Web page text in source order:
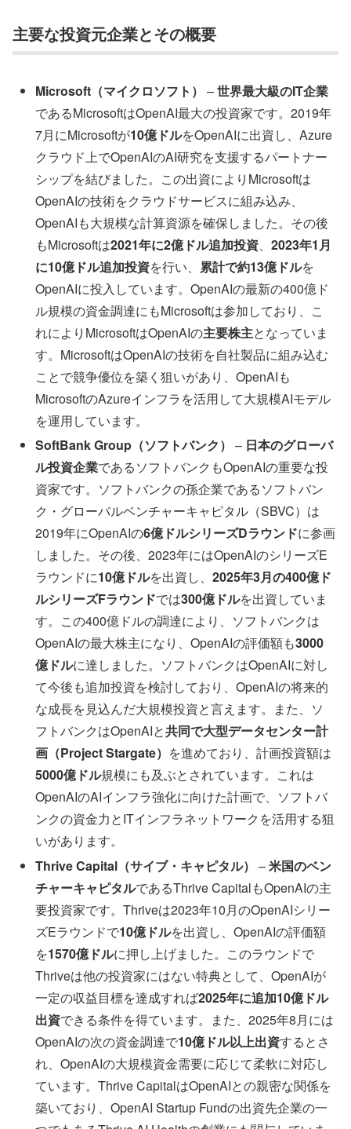
主要な投資元企業とその概要
Microsoft（マイクロソフト） –世界最大級のIT企業
であるMicrosoftはOpenAI最大の投資家です。2019年
7月にMicrosoftが10億ドルをOpenAIに出資し、Azure
クラウド上でOpenAIのAI研究を支援するパートナー
シップを結びました。この出資によりMicrosoftは
OpenAIの技術をクラウドサービスに組み込み、
OpenAIも大規模な計算資源を確保しました。その後
もMicrosoftは2021年に2億ドル追加投資、2023年1月
に10億ドル追加投資を行い、 累計で約13億ドルを
OpenAIに投入しています。OpenAIの最新の400億ド
ル規模の資金調達にもMicrosoftは参加しており、こ
れによりMicrosoftはOpenAIの主要株主となっていま
す。MicrosoftはOpenAIの技術を自社製品に組み込む
ことで競争優位を築く狙いがあり、OpenAIも
MicrosoftのAzureインフラを活用して大規模AIモデル
を運用しています。
SoftBank Group（ソフトバンク） – 日本のグローバ
ル投資企業であるソフトバンクもOpenAIの重要な投
資家です。ソフトバンクの孫企業であるソフトバン
ク・グローバルベンチャーキャピタル（SBVC）は
2019年にOpenAIの6億ドルシリーズDラウンドに参画
しました。その後、2023年にはOpenAIのシリーズE
ラウンドに10億ドルを出資し、2025年3月の400億ド
ルシリーズFラウンドでは300億ドルを出資していま
す。この400億ドルの調達により、ソフトバンクは
OpenAIの最大株主になり、OpenAIの評価額も3000
億ドルに達しました。ソフトバンクはOpenAIに対し
て今後も追加投資を検討しており、OpenAIの将来的
な成長を見込んだ大規模投資と言えます。また、ソ
フトバンクはOpenAIと共同で大型データセンター計
画（Project Stargate） を進めており、計画投資額は
5000億ドル規模にも及ぶとされています。これは
OpenAIのAIインフラ強化に向けた計画で、ソフトバ
ンクの資金力とITインフラネットワークを活用する狙
いがあります。
Thrive Capital（サイブ・キャピタル） –米国のベン
チャーキャピタルであるThrive CapitalもOpenAIの主
要投資家です。Thriveは2023年10月のOpenAIシリー
ズEラウンドで10億ドルを出資し、OpenAIの評価額
を1570億ドルに押し上げました。このラウンドで
Thriveは他の投資家にはない特典として、OpenAIが
一定の収益目標を達成すれば2025年に追加10億ドル
出資できる条件を得ています。また、2025年8月には
OpenAIの次の資金調達で10億ドル以上出資するとさ
れ、OpenAIの大規模資金需要に応じて柔軟に対応し
ています。Thrive CapitalはOpenAIとの親密な関係を
築いており、OpenAI Startup Fundの出資先企業の一